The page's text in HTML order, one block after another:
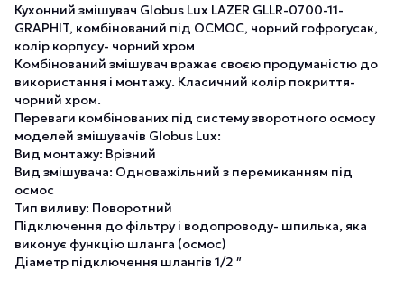
Кухонний змішувач Globus Lux LAZER GLLR-0700-11-
GRAPHIT, комбінований під ОСМОС, чорний гофрогусак,
колір корпусу- чорний хром
Комбінований змішувач вражає своєю продуманістю до
використання і монтажу. Класичний колір покриття-
чорний хром.
Переваги комбінованих під систему зворотного осмосу
моделей змішувачів Globus Lux:
Вид монтажу: Врізний
Вид змішувача: Одноважільний з перемиканням під
осмос
Тип виливу: Поворотний
Підключення до фільтру і водопроводу- шпилька, яка
виконує функцію шланга (осмос)
Діаметр підключення шлангів 1/2 ″